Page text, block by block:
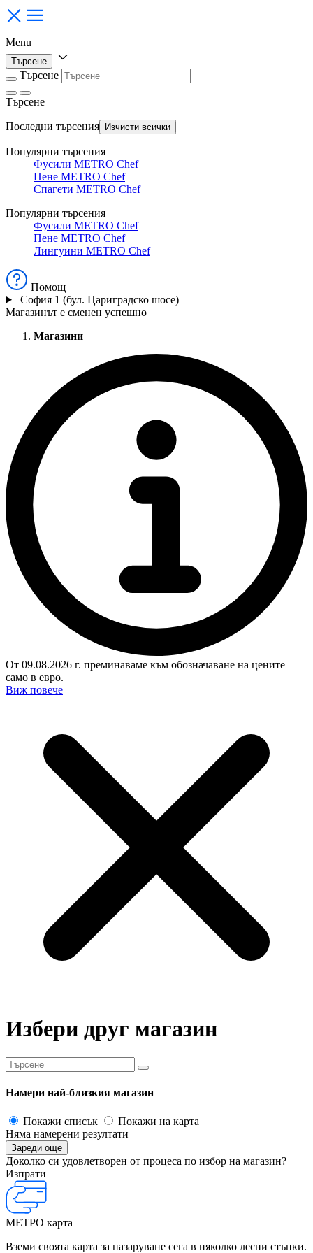
Menu
Търсене
Търсене
Търсене —
Последни търсения Изчисти всички
Популярни търсения
Фусили METRO Chef
Пене METRO Chef
Спагети METRO Chef
Популярни търсения
Фусили METRO Chef
Пене METRO Chef
Лингуини METRO Chef
Помощ
София 1 (бул. Цариградско шосе)
Магазинът е сменен успешно
Магазини
От 09.08.2026 г. преминаваме към обозначаване на цените
само в евро.
Виж повече
Избери друг магазин
Намери най-близкия магазин
Покажи списък
Покажи на карта
Няма намерени резултати
Доколко си удовлетворен от процеса по избор на магазин?
Изпрати
МЕТРО карта
Вземи своята карта за пазаруване сега в няколко лесни стъпки.